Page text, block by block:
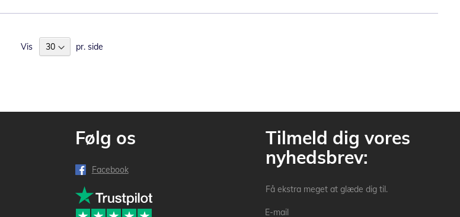
Vis pr. side
Følg os
Facebook
Tilmeld dig vores
nyhedsbrev:
Få ekstra meget at glæde dig til.
E-mail